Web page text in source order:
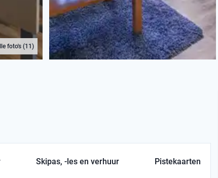
foto's (11)
Skipas, -les en verhuur Pistekaarten